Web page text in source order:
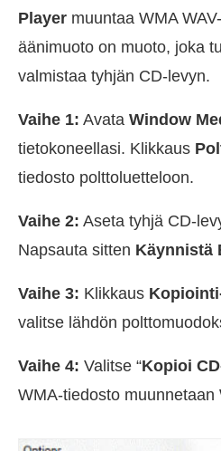
Player muuntaa WMA
äänimuoto on muoto, joka
valmistaa tyhjän CD-levyn.
Vaihe 1: Avata Window
tietokoneellasi. Klikkaus
tiedosto polttoluetteloon.
Vaihe 2: Aseta tyhjä CD-
Napsauta sitten Käynnistä
Vaihe 3: Klikkaus
valitse lähdön
Vaihe 4: Valitse “Kopioi
WMA-tiedosto muunnetaan